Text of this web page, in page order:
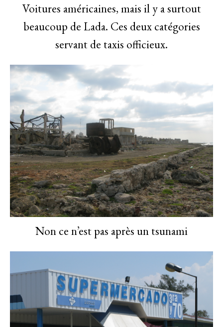
Voitures américaines, mais il y a surtout
beaucoup de Lada. Ces deux catégories
servant de taxis officieux.
Non ce n’est pas après un tsunami